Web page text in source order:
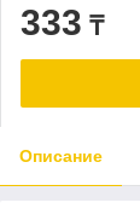
333 ₸
Описание